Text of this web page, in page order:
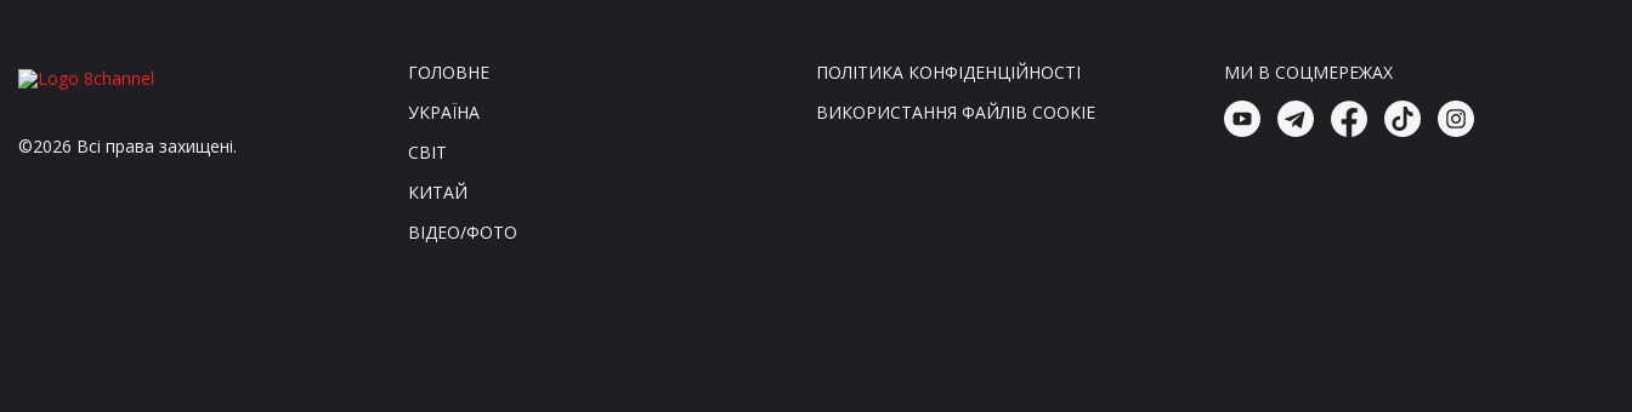
11:57, 07.08.26
Новини Україна
©2026 Всі права захищені.
ГОЛОВНЕ
УКРАЇНА
СВІТ
КИТАЙ
ВІДЕО/ФОТО
ПОЛІТИКА КОНФІДЕНЦІЙНОСТІ
ВИКОРИСТАННЯ ФАЙЛІВ COOKIE
МИ В СОЦМЕРЕЖАХ